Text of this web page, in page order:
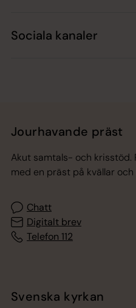
Sociala kanaler
Jourhavande präst
Akut samtals- och
med en präst på kvällar och
Chatt
Digitalt brev
Telefon 112
Svenska kyrkan